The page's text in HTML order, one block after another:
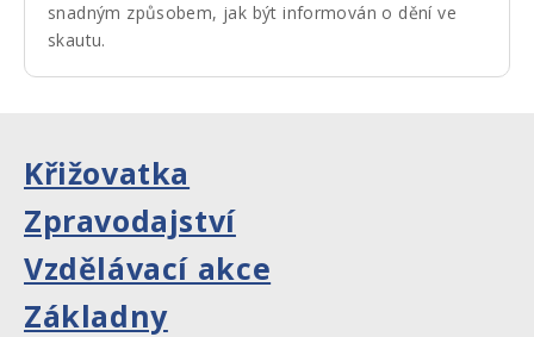
snadným způsobem, jak být informován o dění ve
skautu.
Křižovatka
Zpravodajství
Vzdělávací akce
Základny